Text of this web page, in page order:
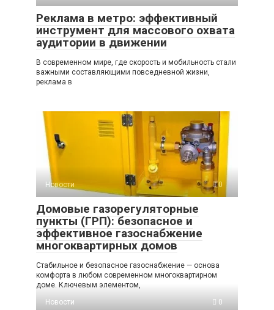
Реклама в метро: эффективный
инструмент для массового охвата
аудитории в движении
В современном мире, где скорость и мобильность стали
важными составляющими повседневной жизни,
реклама в
Новости 0
Домовые газорегуляторные
пункты (ГРП): безопасное и
эффективное газоснабжение
многоквартирных домов
Стабильное и безопасное газоснабжение — основа
комфорта в любом современном многоквартирном
доме. Ключевым элементом,
Новости
0